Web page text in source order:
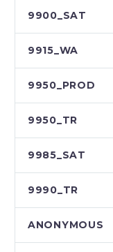
9900_SAT
9915_WA
9950_PROD
9950_TR
9985_SAT
9990_TR
ANONYMOUS